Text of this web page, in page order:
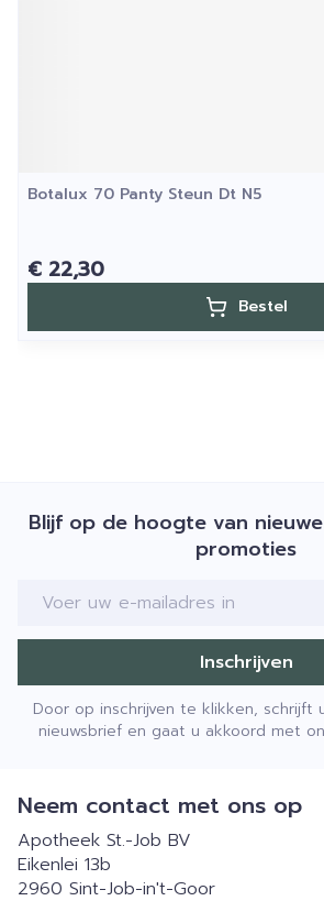
Botalux 70 Panty Steun Dt N5
€ 22,30
Bestel
Blijf op de hoogte van
promoties
E-mail adres
Inschrijven
Door op inschrijven te klikken, schrijft
nieuwsbrief en gaat u akkoord met
Neem contact met ons op
Apotheek St.-Job BV
Eikenlei 13b
2960 Sint-Job-in't-Goor